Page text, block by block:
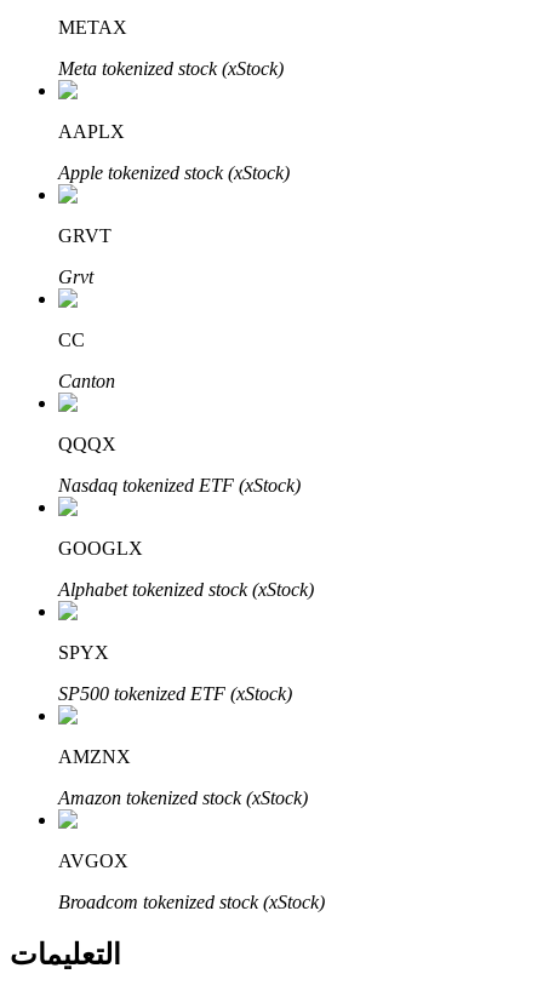
الاستثمار التلقائي
تعرف على كيفية كسب الدخل السلبي
Bitrue
AI
شركاء بيترو
METAX
Meta tokenized stock (xStock)
AAPLX
Apple tokenized stock (xStock)
GRVT
Grvt
CC
Canton
QQQX
Nasdaq tokenized ETF (xStock)
GOOGLX
Alphabet tokenized stock (xStock)
SPYX
SP500 tokenized ETF (xStock)
AMZNX
Amazon tokenized stock (xStock)
AVGOX
Broadcom tokenized stock (xStock)
التعليمات